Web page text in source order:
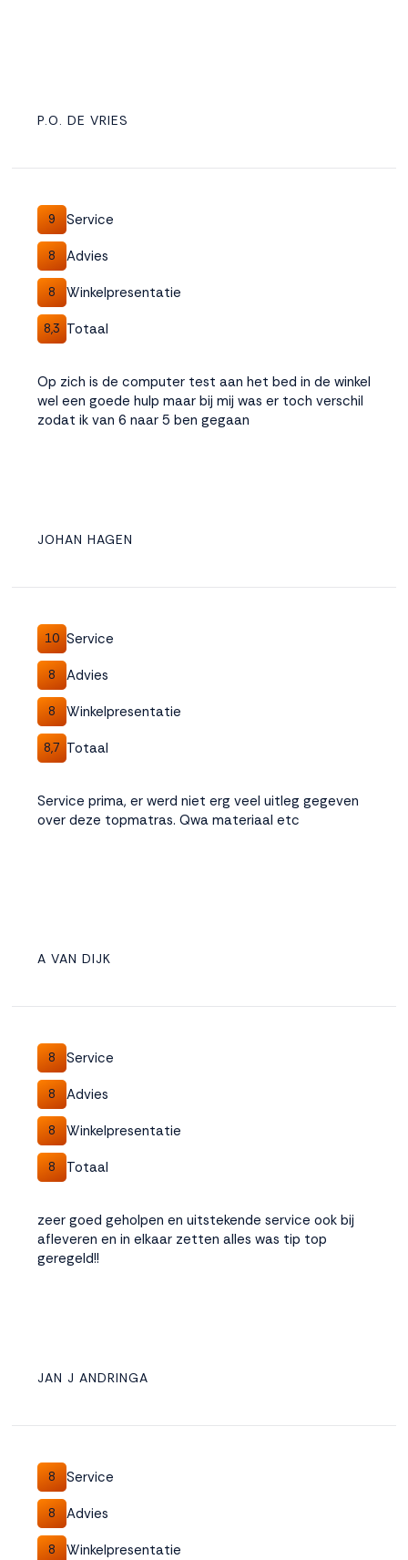
P.O. DE VRIES
9 Service
8 Advies
8 Winkelpresentatie
8,3 Totaal
Op zich is de computer test aan het bed in de winkel
wel een goede hulp maar bij mij was er toch verschil
zodat ik van 6 naar 5 ben gegaan
JOHAN HAGEN
10 Service
8 Advies
8 Winkelpresentatie
8,7 Totaal
Service prima, er werd niet erg veel uitleg gegeven
over deze topmatras. Qwa materiaal etc
A VAN DIJK
8 Service
8 Advies
8 Winkelpresentatie
8 Totaal
zeer goed geholpen en uitstekende service ook bij
afleveren en in elkaar zetten alles was tip top
geregeld!!
JAN J ANDRINGA
8 Service
8 Advies
8 Winkelpresentatie